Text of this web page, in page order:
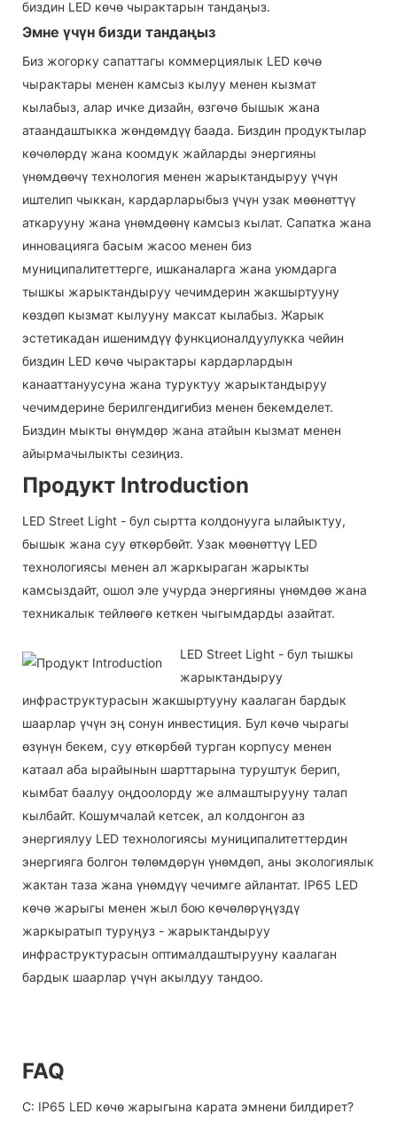
биздин LED көчө чырактарын тандаңыз.
Эмне үчүн бизди тандаңыз
Биз жогорку сапаттагы коммерциялык LED көчө
чырактары менен камсыз кылуу менен кызмат
кылабыз, алар ичке дизайн, өзгөчө бышык жана
атаандаштыкка жөндөмдүү баада. Биздин продуктылар
көчөлөрдү жана коомдук жайларды энергияны
үнөмдөөчү технология менен жарыктандыруу үчүн
иштелип чыккан, кардарларыбыз үчүн узак мөөнөттүү
аткарууну жана үнөмдөөнү камсыз кылат. Сапатка жана
инновацияга басым жасоо менен биз
муниципалитеттерге, ишканаларга жана уюмдарга
тышкы жарыктандыруу чечимдерин жакшыртууну
көздөп кызмат кылууну максат кылабыз. Жарык
эстетикадан ишенимдүү функционалдуулукка чейин
биздин LED көчө чырактары кардарлардын
канааттануусуна жана туруктуу жарыктандыруу
чечимдерине берилгендигибиз менен бекемделет.
Биздин мыкты өнүмдөр жана атайын кызмат менен
айырмачылыкты сезиңиз.
Продукт Introduction
LED Street Light - бул сыртта колдонууга ылайыктуу,
бышык жана суу өткөрбөйт. Узак мөөнөттүү LED
технологиясы менен ал жаркыраган жарыкты
камсыздайт, ошол эле учурда энергияны үнөмдөө жана
техникалык тейлөөгө кеткен чыгымдарды азайтат.
LED Street Light - бул тышкы
жарыктандыруу
инфраструктурасын жакшыртууну каалаган бардык
шаарлар үчүн эң сонун инвестиция. Бул көчө чырагы
өзүнүн бекем, суу өткөрбөй турган корпусу менен
катаал аба ырайынын шарттарына туруштук берип,
кымбат баалуу оңдоолорду же алмаштырууну талап
кылбайт. Кошумчалай кетсек, ал колдонгон аз
энергиялуу LED технологиясы муниципалитеттердин
энергияга болгон төлөмдөрүн үнөмдөп, аны экологиялык
жактан таза жана үнөмдүү чечимге айлантат. IP65 LED
көчө жарыгы менен жыл бою көчөлөрүңүздү
жаркыратып туруңуз - жарыктандыруу
инфраструктурасын оптималдаштырууну каалаган
бардык шаарлар үчүн акылдуу тандоо.
FAQ
С: IP65 LED көчө жарыгына карата эмнени билдирет?